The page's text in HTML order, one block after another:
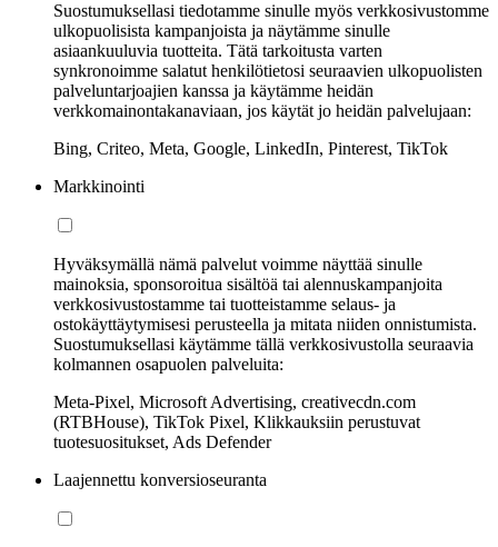
Suostumuksellasi tiedotamme sinulle myös verkkosivustomme
ulkopuolisista kampanjoista ja näytämme sinulle
asiaankuuluvia tuotteita. Tätä tarkoitusta varten
synkronoimme salatut henkilötietosi seuraavien ulkopuolisten
palveluntarjoajien kanssa ja käytämme heidän
verkkomainontakanaviaan, jos käytät jo heidän palvelujaan:
Bing, Criteo, Meta, Google, LinkedIn, Pinterest, TikTok
Markkinointi
Hyväksymällä nämä palvelut voimme näyttää sinulle
mainoksia, sponsoroitua sisältöä tai alennuskampanjoita
verkkosivustostamme tai tuotteistamme selaus- ja
ostokäyttäytymisesi perusteella ja mitata niiden onnistumista.
Suostumuksellasi käytämme tällä verkkosivustolla seuraavia
kolmannen osapuolen palveluita:
Meta-Pixel, Microsoft Advertising, creativecdn.com
(RTBHouse), TikTok Pixel, Klikkauksiin perustuvat
tuotesuositukset, Ads Defender
Laajennettu konversioseuranta